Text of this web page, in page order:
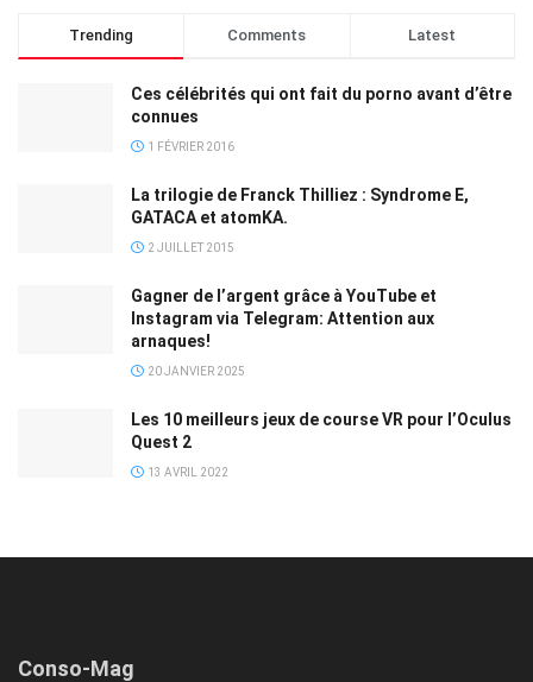
Trending Comments Latest
Ces célébrités qui ont fait du porno avant d’être
connues
1 FÉVRIER 2016
La trilogie de Franck Thilliez : Syndrome E,
GATACA et atomKA.
2 JUILLET 2015
Gagner de l’argent grâce à YouTube et
Instagram via Telegram: Attention aux
arnaques!
20 JANVIER 2025
Les 10 meilleurs jeux de course VR pour l’Oculus
Quest 2
13 AVRIL 2022
Conso-Mag